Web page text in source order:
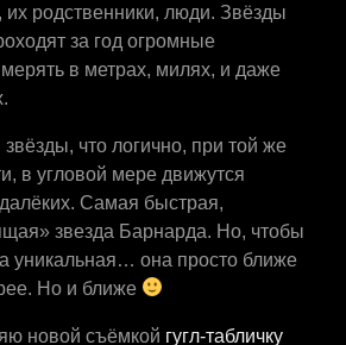
их родственники, люди. Звёзды
за год огромные
в метрах, милях, и даже
что логично, при той же
в угловой мере движутся
Самая быстрая,
звезда Барнарда. Но, чтобы
уникальная… она просто ближе
Но и ближе
новой съёмкой гугл-табличку